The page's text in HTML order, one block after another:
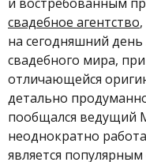
свадебное агентство
на сегодняшний
свадебного мира,
отличающейся
детально
пообщался ведущий
неоднократно
является